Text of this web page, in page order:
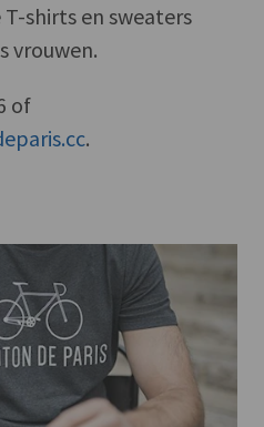
shirts en sweaters
vrouwen.
of
.